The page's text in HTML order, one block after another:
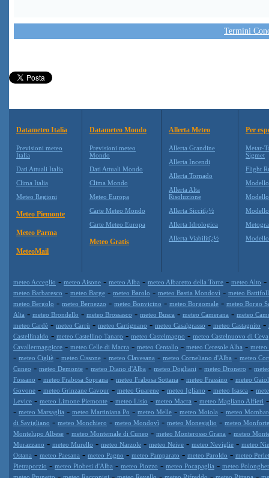
Termini
Datameteo Italia
Previsioni meteo
Italia
Dati Attuali Italia
Clima Italia
Meteo Regioni
Meteo Piemonte
Meteo Parma
MeteoMail
Datameteo Mondo
Previsioni meteo
Mondo
Dati Attuali Mondo
Clima Mondo
Meteo Europa
Carte Meteo Mondo
Carte Meteo Europa
Meteo Gratis
Allerta Meteo
Allerta Grandine
Allerta Incendi
Allerta Tornado
Allerta Alta
Risoluzione
Allerta Siccitï¿½
Allerta Idrologica
Allerta Viabilitï¿½
Per
Metar-
Sigmet
Flight
Modello
meteo Acceglio - meteo Aisone - meteo Alba - meteo Albaretto della Torre - meteo Alto -
meteo Barbaresco - meteo Barge - meteo Barolo - meteo Bastia Mondovì - meteo
meteo Bergolo - meteo Bernezzo - meteo Bonvicino - meteo Borgomale - meteo Borgo
Alta - meteo Brondello - meteo Brossasco - meteo Busca - meteo Camerana - meteo
meteo Cardè - meteo Carrù - meteo Cartignano - meteo Casalgrasso - meteo Castagnito -
Castellinaldo - meteo Castellino Tanaro - meteo Castelmagno - meteo Castelnuovo di Ceva
Cavallermaggiore - meteo Celle di Macra - meteo Centallo - meteo Ceresole Alba - meteo
- meteo Cigliè - meteo Cissone - meteo Clavesana - meteo Corneliano d'Alba - meteo
Cuneo - meteo Demonte - meteo Diano d'Alba - meteo Dogliani - meteo Dronero -
Fossano - meteo Frabosa Soprana - meteo Frabosa Sottana - meteo Frassino - meteo
Govone - meteo Grinzane Cavour - meteo Guarene - meteo Igliano - meteo Isasca -
Levice - meteo Limone Piemonte - meteo Lisio - meteo Macra - meteo Magliano Alfieri
- meteo Marsaglia - meteo Martiniana Po - meteo Melle - meteo Moiola - meteo
di Savigliano - meteo Monchiero - meteo Mondovì - meteo Monesiglio - meteo
Montelupo Albese - meteo Montemale di Cuneo - meteo Monterosso Grana - meteo
Murazzano - meteo Murello - meteo Narzole - meteo Neive - meteo Neviglie - meteo
Ostana - meteo Paesana - meteo Pagno - meteo Pamparato - meteo Paroldo - meteo
Pietraporzio - meteo Piobesi d'Alba - meteo Piozzo - meteo Pocapaglia - meteo
- - - - -